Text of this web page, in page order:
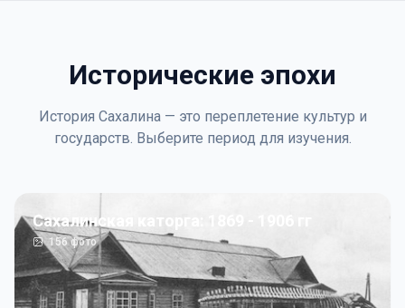
Исторические эпохи
История Сахалина — это переплетение культур и
государств. Выберите период для изучения.
Сахалинская каторга: 1869 - 1906 гг
156фото